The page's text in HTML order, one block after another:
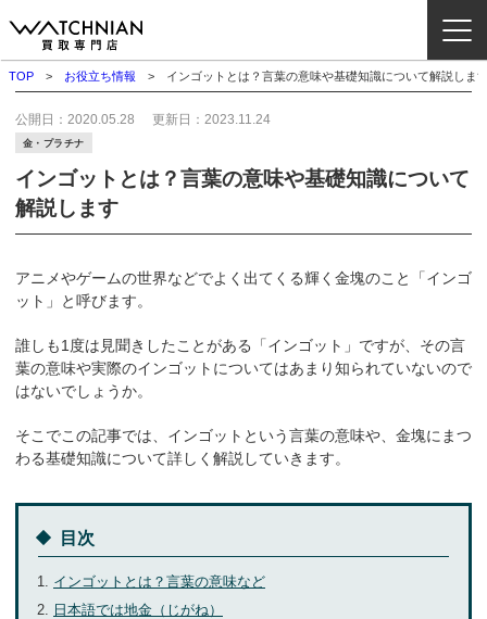
ブランドから探す
取扱いカテゴリ
よくある質問
査定方法
店舗一覧
お役立ち情報
お問い合わせ
TOP お役立ち情報 インゴットとは？言葉の意味や基礎知識について解説しま
インゴットとは？言葉の意味や基礎知識について
解説します
公開日： 2020.05.28 更新日： 2023.11.24
金・プラチナ
アニメやゲームの世界などでよく出てくる輝く金塊のこと「インゴ
ット」と呼びます。
誰しも1度は見聞きしたことがある「インゴット」ですが、その言
葉の意味や実際のインゴットについてはあまり知られていないので
はないでしょうか。
そこでこの記事では、インゴットという言葉の意味や、金塊にまつ
わる基礎知識について詳しく解説していきます。
目次
インゴットとは？言葉の意味など
日本語では地金（じがね）